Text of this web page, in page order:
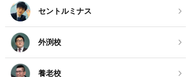
セントルミナス
外渕校
養老校